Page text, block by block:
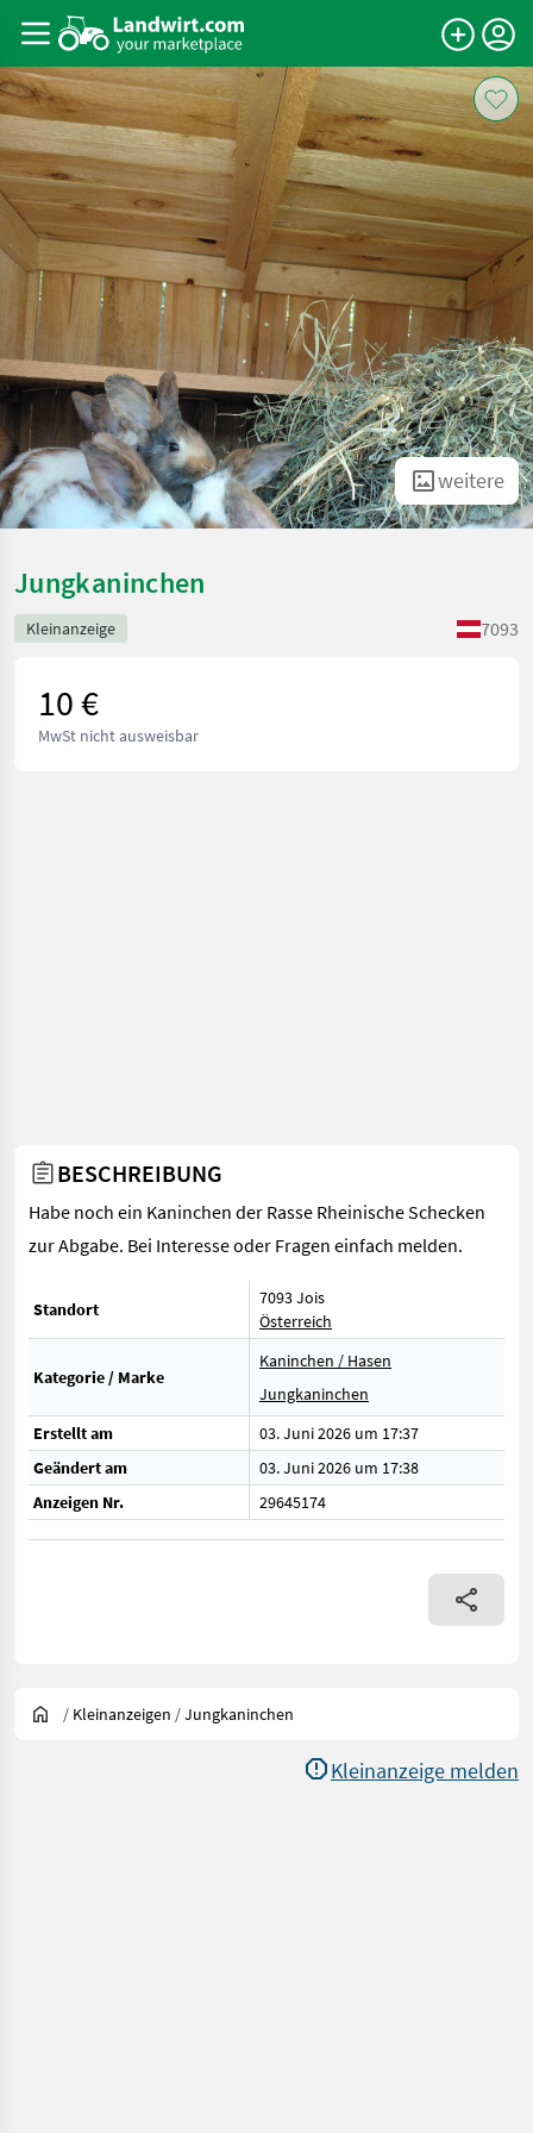
weitere
Jungkaninchen
Kleinanzeige 7093
10 €
MwSt nicht ausweisbar
BESCHREIBUNG
Habe noch ein Kaninchen der Rasse Rheinische Schecken
zur Abgabe. Bei Interesse oder Fragen einfach melden.
Standort
7093 Jois
Österreich
Kategorie / Marke
Kaninchen / Hasen
Jungkaninchen
Erstellt am
03. Juni 2026 um 17:37
Geändert am
03. Juni 2026 um 17:38
Anzeigen Nr.
29645174
/ Kleinanzeigen /Jungkaninchen
Kleinanzeige melden